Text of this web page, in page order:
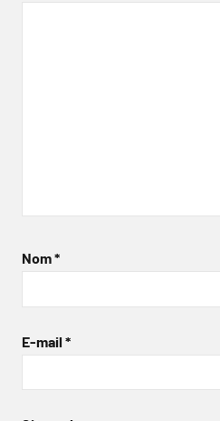
Nom*
E-mail *